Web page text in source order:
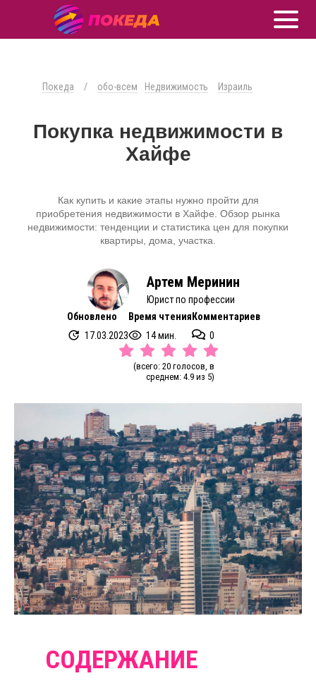
Покеда / обо-всем Недвижимость Израиль
Покупка недвижимости в
Хайфе
Как купить и какие этапы нужно пройти для
приобретения недвижимости в Хайфе. Обзор рынка
недвижимости: тенденции и статистика цен для покупки
квартиры, дома, участка.
Артем Меринин
Юрист по профессии
Обновлено
17.03.2023
Время чтения
14 мин.
Комментариев
0
(всего: 20 голосов, в
среднем: 4.9 из 5)